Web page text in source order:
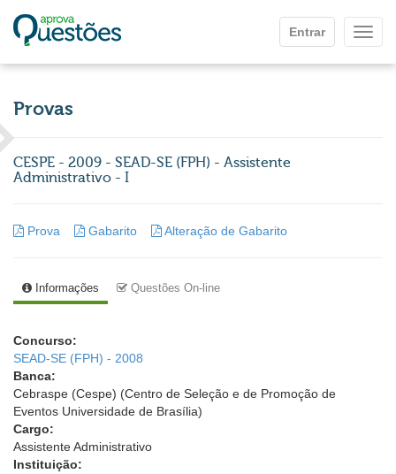
Entrar
Provas
CESPE - 2009 - SEAD-SE (FPH) - Assistente
Administrativo - I
Prova Gabarito Alteração de Gabarito
Informações Questões On-line
Concurso:
SEAD-SE (FPH) - 2008
Banca:
Cebraspe (Cespe) (Centro de Seleção e de Promoção de
Eventos Universidade de Brasília)
Cargo:
Assistente Administrativo
Instituição: